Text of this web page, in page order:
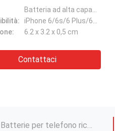
al dettaglio
Nome:
Materiale:
Compatibilità:
per Iphone 7
ROHS Smart Battery per iPhone 12 Mini 11 X Xr Xs Max Batterie sostitutive OEM